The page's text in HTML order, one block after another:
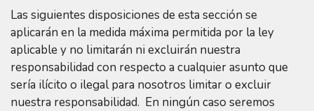
Las siguientes disposiciones de esta sección se
aplicarán en la medida máxima permitida por la ley
aplicable y no limitarán ni excluirán nuestra
responsabilidad con respecto a cualquier asunto que
sería ilícito o ilegal para nosotros limitar o excluir
nuestra responsabilidad. En ningún caso seremos